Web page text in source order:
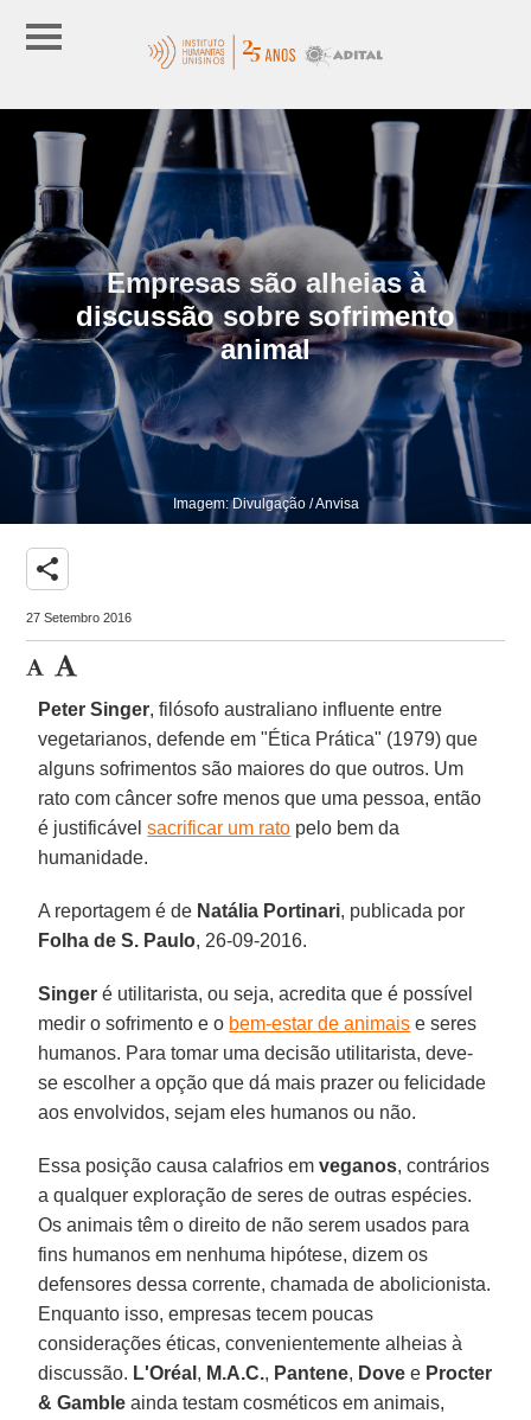
Empresas são alheias à
discussão sobre sofrimento
animal
Imagem: Divulgação / Anvisa
share
27 Setembro 2016
Peter Singer, filósofo australiano influente entre
vegetarianos, defende em "Ética Prática" (1979) que
alguns sofrimentos são maiores do que outros. Um
rato com câncer sofre menos que uma pessoa, então
é justificávelsacrificar um rato pelo bem da
humanidade.
A reportagem é de Natália Portinari, publicada por
Folha de S. Paulo, 26-09-2016.
Singer é utilitarista, ou seja, acredita que é possível
medir o sofrimento e o bem-estar de animais e seres
humanos. Para tomar uma decisão utilitarista, deve-
se escolher a opção que dá mais prazer ou felicidade
aos envolvidos, sejam eles humanos ou não.
Essa posição causa calafrios emveganos, contrários
a qualquer exploração de seres de outras espécies.
Os animais têm o direito de não serem usados para
fins humanos em nenhuma hipótese, dizem os
defensores dessa corrente, chamada de abolicionista.
Enquanto isso, empresas tecem poucas
considerações éticas, convenientemente alheias à
discussão. L'Oréal , M.A.C., Pantene, Dove e Procter
& Gamble ainda testam cosméticos em animais,